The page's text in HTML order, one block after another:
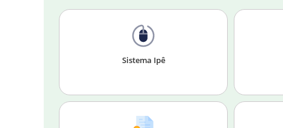
Sistema Ipê